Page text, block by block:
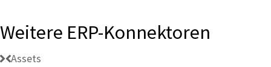
Weitere ERP-Konnektoren
Assets